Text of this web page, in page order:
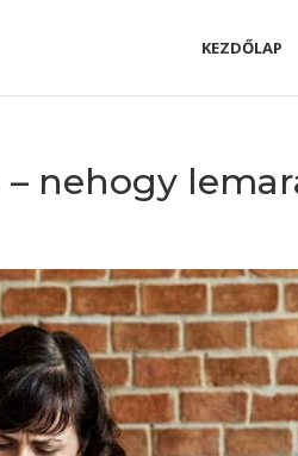
KEZDŐLAP
nehogy